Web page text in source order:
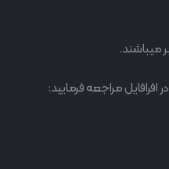
میباشند.
افرافایل مراجعه فرمایید: